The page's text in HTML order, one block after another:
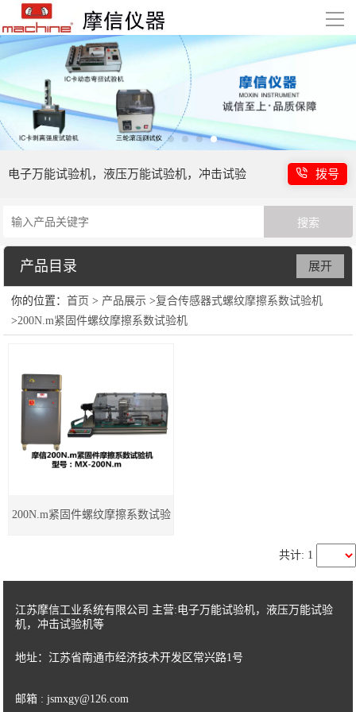
导
航
首页
产品展示
技术支持
新闻中心
关于我们
联系我们
电子万能试验机，液压万能试验机，冲击试验
机等
拨号
产品目录
电子万能试验机
冲击强度试验机
紧固件检测仪器
电子扭转试验机
橡胶类检测仪器
展开
你的位置：首页 > 产品展示 >复合传感器式螺纹摩擦系数试验机
>200N.m紧固件螺纹摩擦系数试验机
200N.m紧固件螺纹摩擦系数试验
共计: 1
江苏摩信工业系统有限公司 主营:电子万能试验机，液压万能试验
机，冲击试验机等
地址：江苏省南通市经济技术开发区常兴路1号
邮箱 : jsmxgy@126.com